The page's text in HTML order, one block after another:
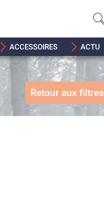
ACCESSOIRES ACTU
Retour aux filtres